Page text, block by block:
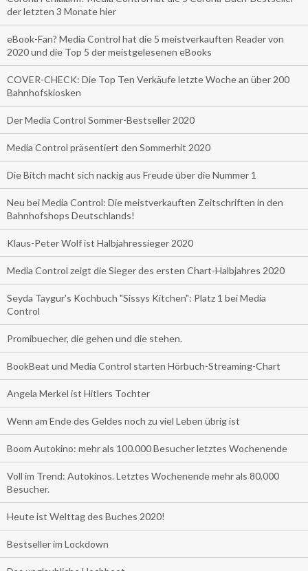
der letzten 3 Monate hier
eBook-Fan? Media Control hat die 5 meistverkauften Reader von
2020 und die Top 5 der meistgelesenen eBooks
COVER-CHECK: Die Top Ten Verkäufe letzte Woche an über 200
Bahnhofskiosken
Der Media Control Sommer-Bestseller 2020
Media Control präsentiert den Sommerhit 2020
Die Bitch macht sich nackig aus Freude über die Nummer 1
Neu bei Media Control: Die meistverkauften Zeitschriften in den
Bahnhofshops Deutschlands!
Klaus-Peter Wolf ist Halbjahressieger 2020
Media Control zeigt die Sieger des ersten Chart-Halbjahres 2020
Seyda Taygur's Kochbuch "Sissys Kitchen": Platz 1 bei Media
Control
Promibuecher, die gehen und die stehen.
BookBeat und Media Control starten Hörbuch-Streaming-Chart
Angela Merkel ist Hitlers Tochter
Wenn am Ende des Geldes noch zu viel Leben übrig ist
Boom Autokino: mehr als 100.000 Besucher letztes Wochenende
Voll im Trend: Autokinos. Letztes Wochenende mehr als 80.000
Besucher.
Heute ist Welttag des Buches 2020!
Bestseller im Lockdown